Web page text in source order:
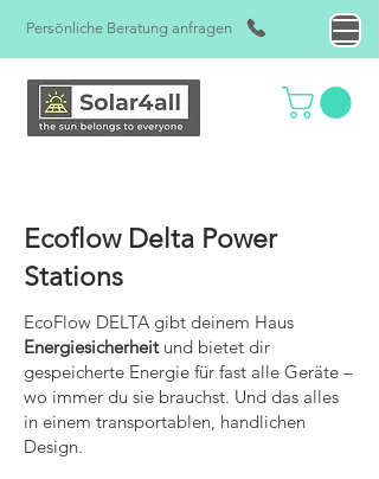
Persönliche Beratung anfragen
Ecoflow Delta Power
Stations
Überschrift 1
EcoFlow DELTA gibt deinem Haus
Energiesicherheitund bietet dir
gespeicherte Energie für fast alle Geräte –
wo immer du sie brauchst. Und das alles
in einem transportablen, handlichen
Design.